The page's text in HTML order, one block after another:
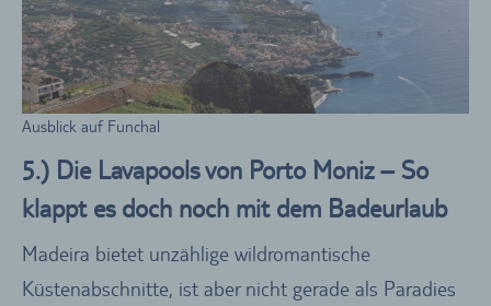
Ausblick auf Funchal
5.) Die Lavapools von Porto Moniz – So
klappt es doch noch mit dem Badeurlaub
Madeira bietet unzählige wildromantische
Küstenabschnitte, ist aber nicht gerade als Paradies